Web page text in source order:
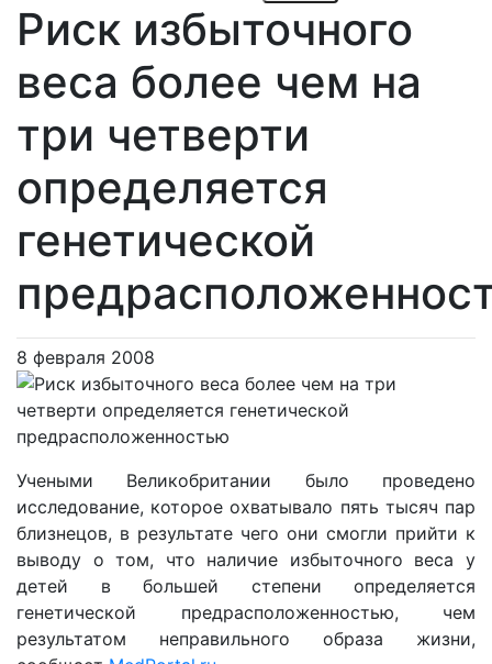
Риск избыточного
веса более чем на
три четверти
определяется
генетической
8 февраля 2008
Учеными Великобритании было проведено
исследование, которое охватывало пять тысяч пар
близнецов, в результате чего они смогли прийти к
выводу о том, что наличие избыточного веса у
детей в большей степени определяется
генетической предрасположенностью, чем
результатом неправильного образа жизни,